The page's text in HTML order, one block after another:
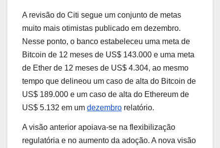
A revisão do Citi segue um conjunto de metas
muito mais otimistas publicado em dezembro.
Nesse ponto, o banco estabeleceu uma meta de
Bitcoin de 12 meses de US$ 143.000 e uma meta
de Ether de 12 meses de US$ 4.304, ao mesmo
tempo que delineou um caso de alta do Bitcoin de
US$ 189.000 e um caso de alta do Ethereum de
US$ 5.132 em um dezembro relatório.
A visão anterior apoiava-se na flexibilização
regulatória e no aumento da adoção. A nova visão